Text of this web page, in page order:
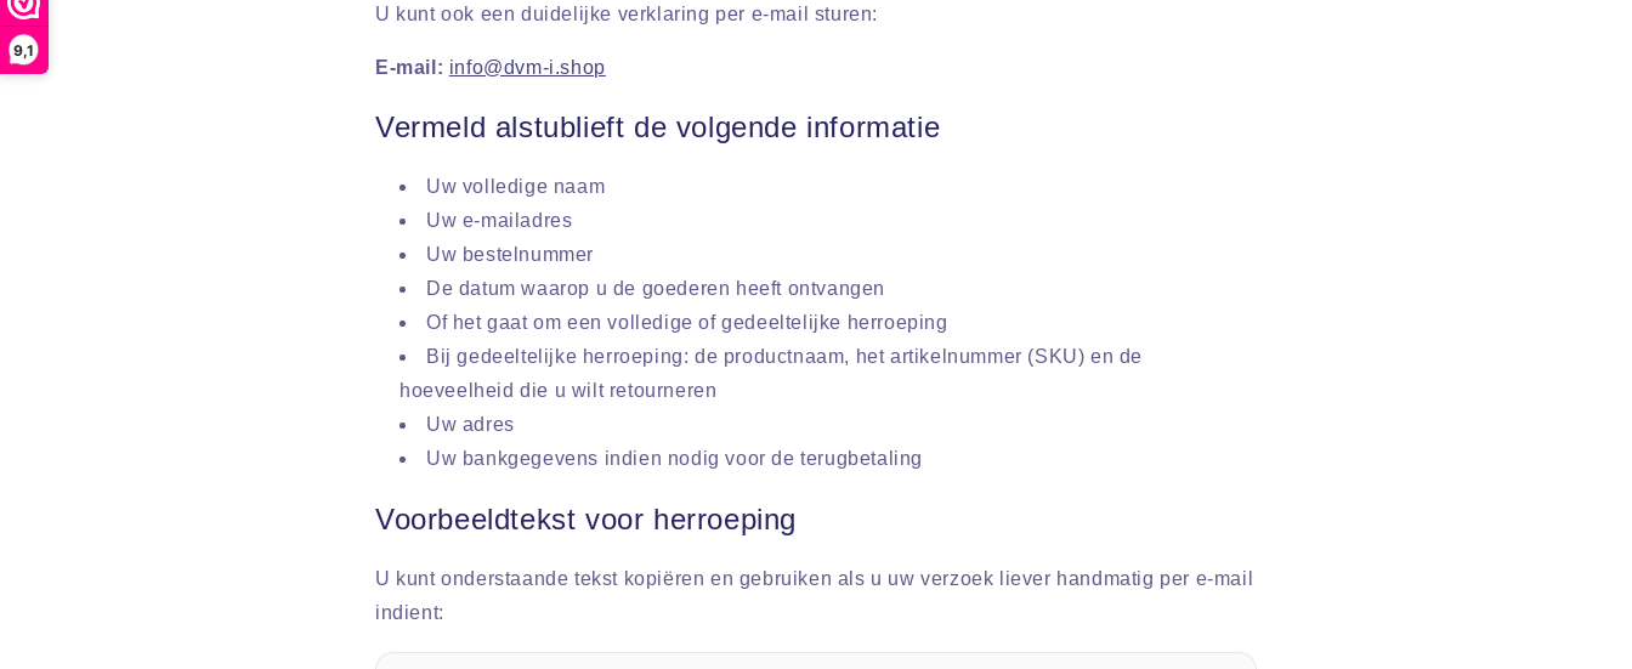
9,1
U kunt ook een duidelijke verklaring per e-mail sturen:
E-mail: info@dvm-i.shop
Vermeld alstublieft de volgende informatie
Uw volledige naam
Uw e-mailadres
Uw bestelnummer
De datum waarop u de goederen heeft ontvangen
Of het gaat om een volledige of gedeeltelijke herroeping
Bij gedeeltelijke herroeping: de productnaam, het artikelnummer (SKU) en de
hoeveelheid die u wilt retourneren
Uw adres
Uw bankgegevens indien nodig voor de terugbetaling
Voorbeeldtekst voor herroeping
U kunt onderstaande tekst kopiëren en gebruiken als u uw verzoek liever handmatig per e-mail
indient: